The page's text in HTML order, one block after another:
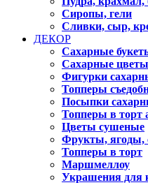
Сиропы, гели
Сливки, сыр,
ДЕКОР
Сахарные
Сахарные цветы
Фигурки
Топперы
Посыпки
Топперы в торт
Цветы сушеные
Фрукты, ягоды,
Топперы в торт
Маршмеллоу
Украшения для